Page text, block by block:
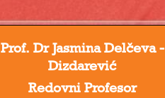
Prof. Dr Jasmina Delčeva -
Dizdarević
Redovni Profesor